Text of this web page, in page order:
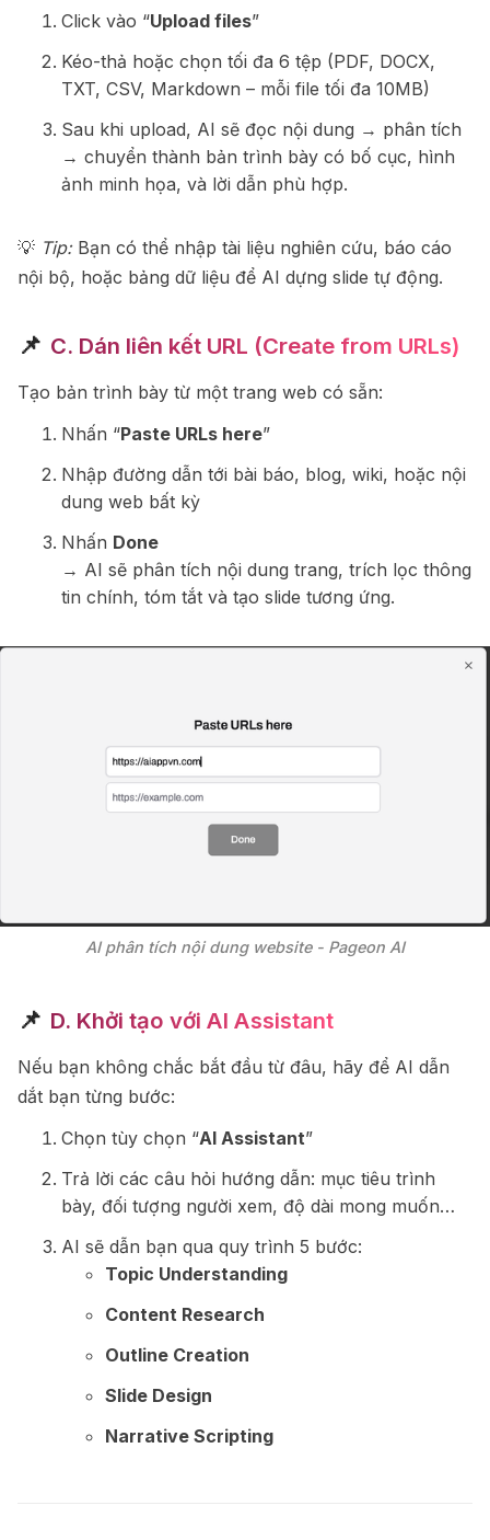
Click vào “Upload files”
Kéo-thả hoặc chọn tối đa 6 tệp (PDF, DOCX,
TXT, CSV, Markdown – mỗi file tối đa 10MB)
Sau khi upload, AI sẽ đọc nội dung → phân tích
→ chuyển thành bản trình bày có bố cục, hình
ảnh minh họa, và lời dẫn phù hợp.
💡 Tip:Bạn có thể nhập tài liệu nghiên cứu, báo cáo
nội bộ, hoặc bảng dữ liệu để AI dựng slide tự động.
📌 C. Dán liên kết URL (Create from URLs)
Tạo bản trình bày từ một trang web có sẵn:
Nhấn “Paste URLs here”
Nhập đường dẫn tới bài báo, blog, wiki, hoặc nội
dung web bất kỳ
Nhấn Done
→ AI sẽ phân tích nội dung trang, trích lọc thông
tin chính, tóm tắt và tạo slide tương ứng.
AI phân tích nội dung website - Pageon AI
📌 D. Khởi tạo với Al Assistant
Nếu bạn không chắc bắt đầu từ đâu, hãy để AI dẫn
dắt bạn từng bước:
Chọn tùy chọn “AI Assistant”
Trả lời các câu hỏi hướng dẫn: mục tiêu trình
bày, đối tượng người xem, độ dài mong muốn…
AI sẽ dẫn bạn qua quy trình 5 bước:
Topic Understanding
Content Research
Outline Creation
Slide Design
Narrative Scripting